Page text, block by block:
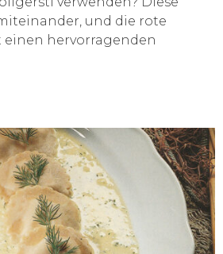
und die rote
einen hervorragenden